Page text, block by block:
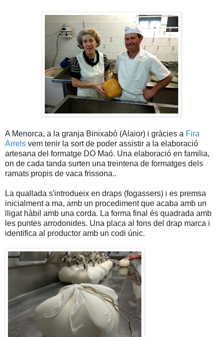
A Menorca, a la granja Binixabó (Alaior) i gràcies a Fira
Arrels vem tenir la sort de poder assistir a la elaboració
artesana del formatge DO Maó. Una elaboració en familia,
on de cada tanda surten una treintena de formatges dels
ramats propis de vaca frissona..
La quallada s'introdueix en draps (fogassers) i es premsa
inicialment a ma, amb un procediment que acaba amb un
lligat hàbil amb una corda. La forma final és quadrada amb
les puntes arrodonides. Una placa al fons del drap marca i
identifica al productor amb un codi únic.